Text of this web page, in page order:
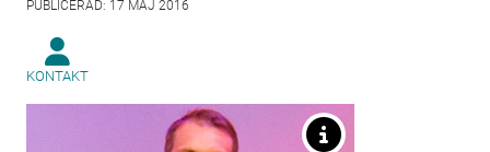
PUBLICERAD: 17 MAJ 2016
KONTAKT